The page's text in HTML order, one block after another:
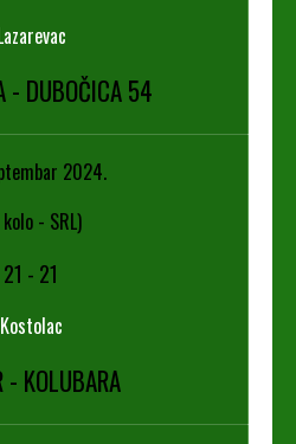
- DUBOČICA 54
2024.
- SRL)
21 - 21
Kostolac
- KOLUBARA